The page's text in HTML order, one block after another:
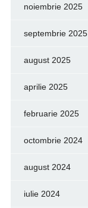
noiembrie 2025
septembrie 2025
august 2025
aprilie 2025
februarie 2025
octombrie 2024
august 2024
iulie 2024